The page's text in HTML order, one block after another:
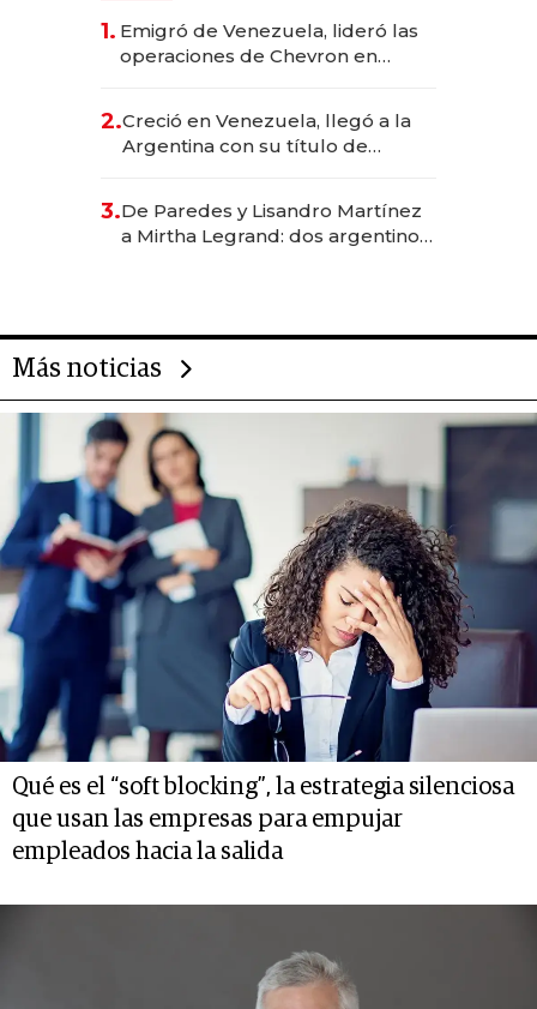
1. Emigró de Venezuela, lideró las
operaciones de Chevron en
2.Creció en Venezuela, llegó a la
Argentina con su título de
las marcas "fast premium"
3.De Paredes y Lisandro Martínez
a Mirtha Legrand: dos argentinos
Más noticias
Qué es el “soft blocking”, la estrategia silenciosa
que usan las empresas para empujar
empleados hacia la salida